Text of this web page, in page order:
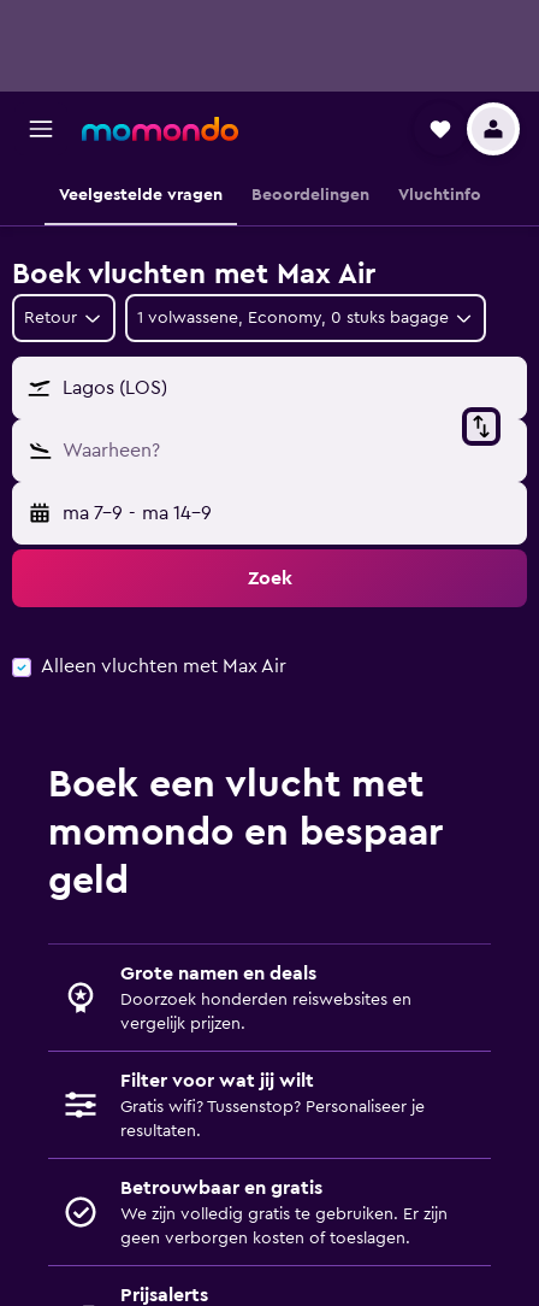
Veelgestelde vragen Beoordelingen Vluchtinfo
Boek vluchten met Max Air
Retour 1 volwassene, Economy, 0 stuks bagage
Lagos (LOS)
Waarheen?
ma 7-9 - ma 14-9
Zoek
Alleen vluchten met Max Air
Boek een vlucht met
momondo en bespaar
geld
Grote namen en deals
Doorzoek honderden reiswebsites en
vergelijk prijzen.
Filter voor wat jij wilt
Gratis wifi? Tussenstop? Personaliseer je
resultaten.
Betrouwbaar en gratis
We zijn volledig gratis te gebruiken. Er zijn
geen verborgen kosten of toeslagen.
Prijsalerts